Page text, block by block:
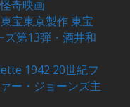
奇映画
宝東京製作 東宝
ズ第13弾・酒井和
1942 20世紀フ
ー・ジョーンズ主